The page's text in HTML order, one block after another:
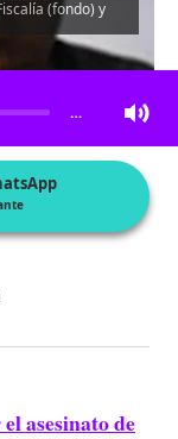
(fondo) y
…
asesinato de